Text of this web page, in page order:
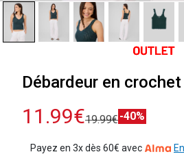
Débardeur en
11.99€19.99€-40%
Payez en 3x dès 60€ avec